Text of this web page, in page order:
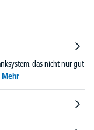
das nicht nur gut
Mehr